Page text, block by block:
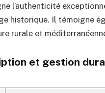
l’authenticité
historique. Il témoigne
rurale et
et gestion